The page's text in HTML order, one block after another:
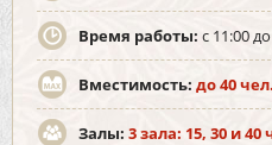
Время работы: с 11:00
Вместимость: до 40 чел.
Залы: 3 зала: 15, 30 и 40